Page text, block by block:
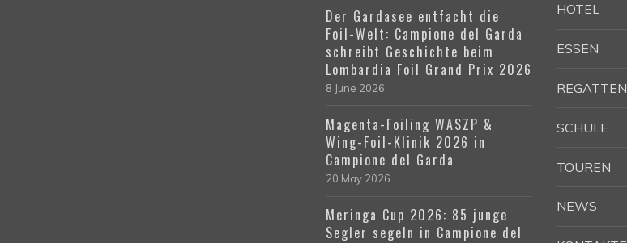
Der Gardasee entfacht die
Foil-Welt: Campione del Garda
schreibt Geschichte beim
Lombardia Foil Grand Prix 2026
8 June 2026
Magenta-Foiling WASZP &
Wing-Foil-Klinik 2026 in
Campione del Garda
20 May 2026
Meringa Cup 2026: 85 junge
Segler segeln in Campione del
HOTEL
ESSEN
REGATTEN
SCHULE
TOUREN
NEWS